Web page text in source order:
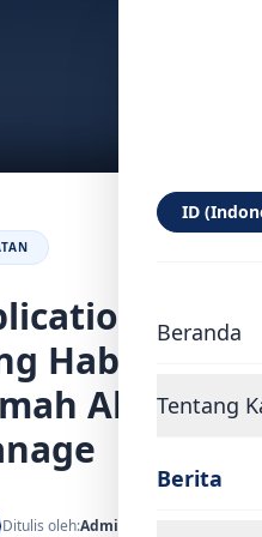
ID
Beranda
Tentang
Berita
and
Habits at
Al Hira
Ditulis oleh:Admin IDSS